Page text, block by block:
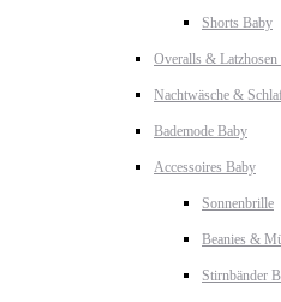
Shorts Baby
Overalls & Latzhosen
Nachtwäsche &
Bademode Baby
Accessoires Baby
Sonnenbrille
Beanies &
Stirnbänder